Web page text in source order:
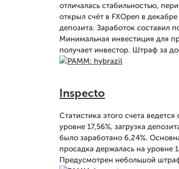
отличалась стабильностью,
открыл счёт в FXOpen в
депозита. Заработок составил
Минимальная инвестиция для
получает инвестор. Штраф за
Inspecto
Статистика этого счета
уровне 17,56%, загрузка
было заработано 6,24%.
просадка держалась на
Предусмотрен небольшой